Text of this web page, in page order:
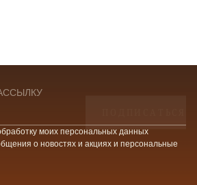
моих персональных данных
о новостях и акциях и персональные